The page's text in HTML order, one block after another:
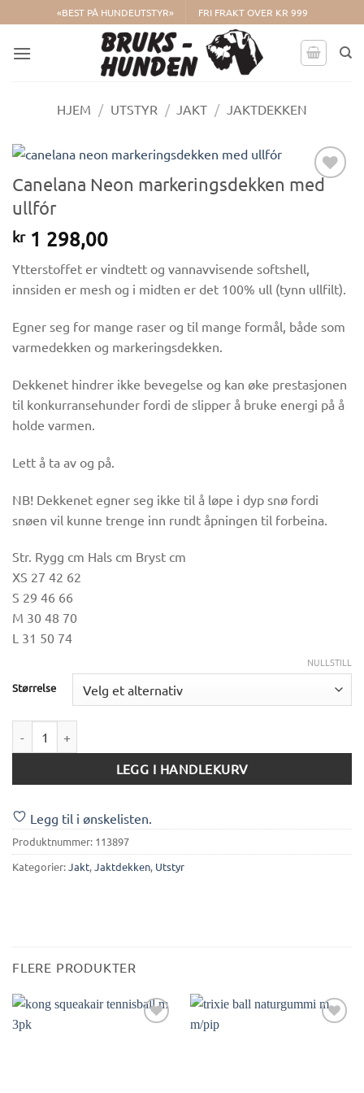
to
content
«BEST PÅ HUNDEUTSTYR» FRI FRAKT OVER KR 999
HJEM / UTSTYR / JAKT / JAKTDEKKEN
Legg til i
Canelana Neon markeringsdekken med
ullfór
kr1 298,00
Ytterstoffet er vindtett og vannavvisende softshell,
innsiden er mesh og i midten er det 100% ull (tynn ullfilt).
Egner seg for mange raser og til mange formål, både som
varmedekken og markeringsdekken.
Dekkenet hindrer ikke bevegelse og kan øke prestasjonen
til konkurransehunder fordi de slipper å bruke energi på å
holde varmen.
Lett å ta av og på.
NB! Dekkenet egner seg ikke til å løpe i dyp snø fordi
snøen vil kunne trenge inn rundt åpningen til forbeina.
Str. Rygg cm Hals cm Bryst cm
XS 27 42 62
S 29 46 66
M 30 48 70
L 31 50 74
Størrelse
NULLSTILL
LEGG I HANDLEKURV
Legg til i ønskelisten.
Produktnummer: 113897
Kategorier:Jakt,Jaktdekken, Utstyr
FLERE PRODUKTER